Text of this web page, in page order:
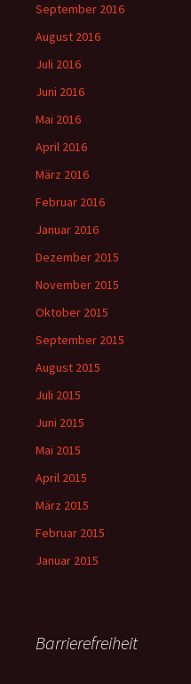
September 2016
August 2016
Juli 2016
Juni 2016
Mai 2016
April 2016
März 2016
Februar 2016
Januar 2016
Dezember 2015
November 2015
Oktober 2015
September 2015
August 2015
Juli 2015
Juni 2015
Mai 2015
April 2015
März 2015
Februar 2015
Januar 2015
Barrierefreiheit